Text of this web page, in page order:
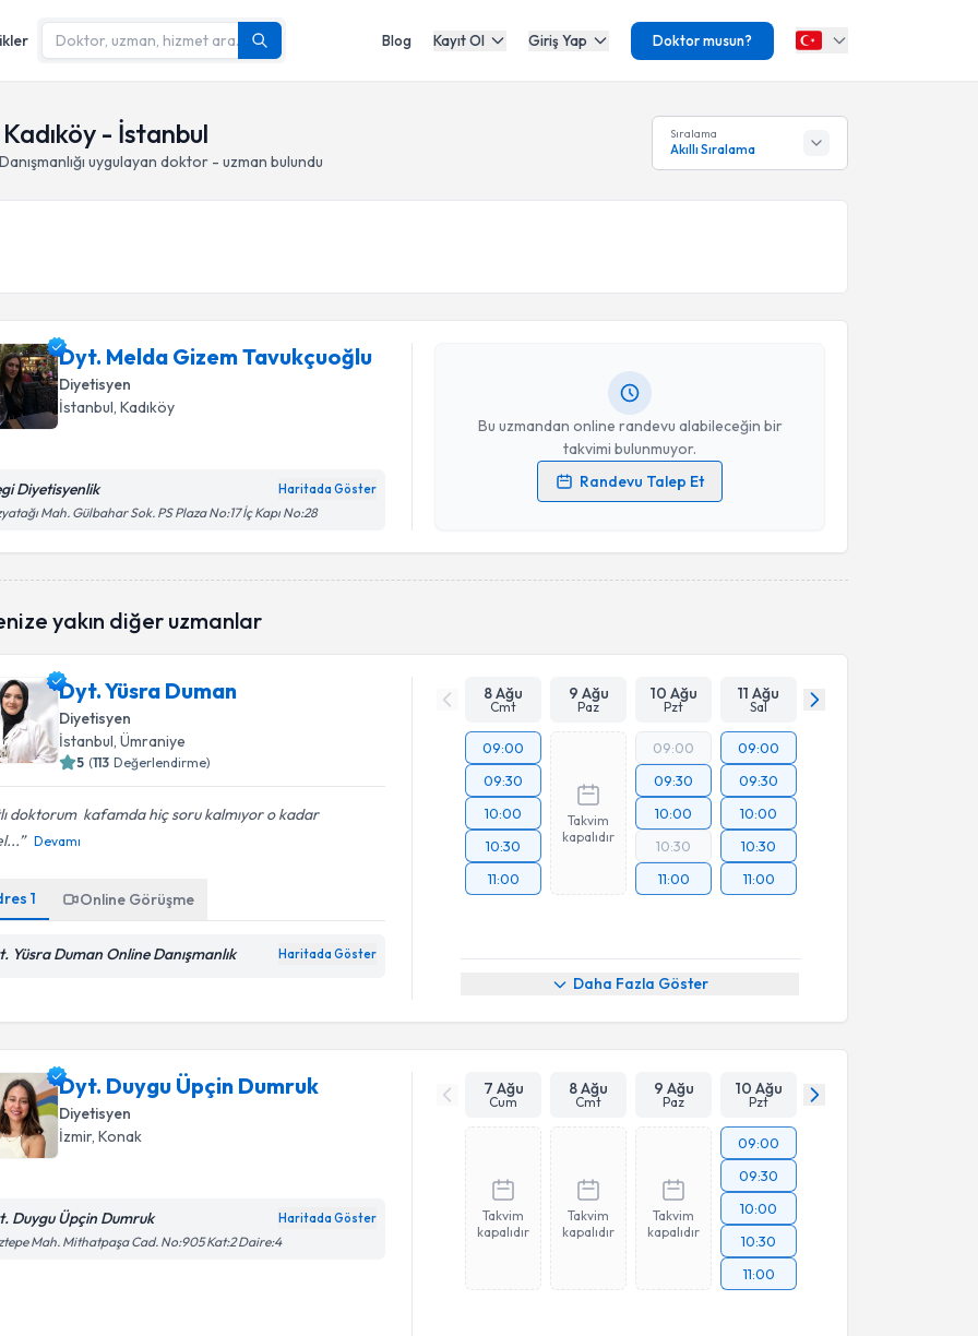
Blog Kayıt Ol Giriş Yap Doktor musun?
- İstanbul
uygulayan doktor - uzman bulundu
Sıralama
Akıllı Sıralama
Dyt. Melda Gizem Tavukçuoğlu
Diyetisyen
İstanbul, Kadıköy
Diyetisyenlik Haritada Göster
Mah. Gülbahar Sok. PS Plaza No:17 İç Kapı No:28
Bu uzmandan online randevu alabileceğin bir
takvimi bulunmuyor.
Randevu Talep Et
Kişisel verilerimin işlenmesine ilişkinAydınlatma Metni
işlenmesini kabul ediyorum.
yakın diğer uzmanlar
Dyt. Yüsra Duman
Diyetisyen
İstanbul, Ümraniye
5 (113 Değerlendirme)
doktorum ️ kafamda hiç soru kalmıyor o kadar
Devamı
1 Online Görüşme
Yüsra Duman Online Danışmanlık Haritada Göster
8 Ağu
Cmt
9 Ağu
Paz
10 Ağu
Pzt
11 Ağu
Sal
09:00
09:30
10:00
10:30
11:00
Takvim
kapalıdır
09:00
09:30
10:00
10:30
11:00
09:00
09:30
10:00
10:30
11:00
Daha Fazla Göster
Dyt. Duygu Üpçin Dumruk
Diyetisyen
İzmir, Konak
Duygu Üpçin Dumruk Haritada Göster
Mah. Mithatpaşa Cad. No:905 Kat:2 Daire:4
7 Ağu
Cum
8 Ağu
Cmt
9 Ağu
Paz
10 Ağu
Pzt
Takvim
kapalıdır
Takvim
kapalıdır
Takvim
kapalıdır
09:00
09:30
10:00
10:30
11:00